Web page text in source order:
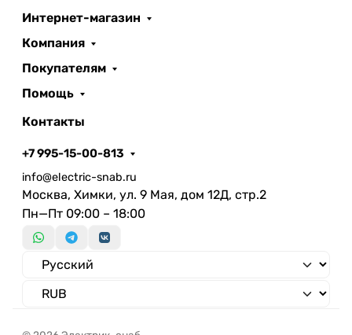
Интернет-магазин
Компания
Покупателям
Помощь
Контакты
+7 995-15-00-813
info@electric-snab.ru
Москва, Химки, ул. 9 Мая, дом 12Д, стр.2
Пн—Пт 09:00 – 18:00